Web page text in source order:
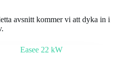
avsnitt kommer vi att dyka in i